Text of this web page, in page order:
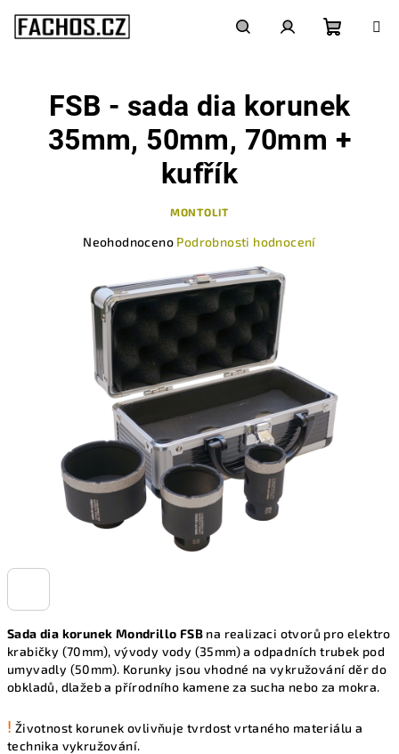
obsah
košík
Sada dia korunek Mondrillo FSB na realizaci otvorů pro elektro
krabičky (70mm), vývody vody (35mm) a odpadních trubek pod
umyvadly (50mm). Korunky jsou vhodné na vykružování děr do
obkladů, dlažeb a přírodního kamene za sucha nebo za mokra.
! Životnost korunek ovlivňuje tvrdost vrtaného materiálu a
technika vykružování.
FSB - sada dia korunek
35mm, 50mm, 70mm +
kufřík
MONTOLIT
Neohodnoceno Podrobnosti hodnocení